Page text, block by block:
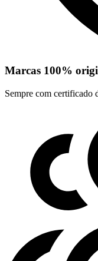
Marcas 100%
Sempre com certificado